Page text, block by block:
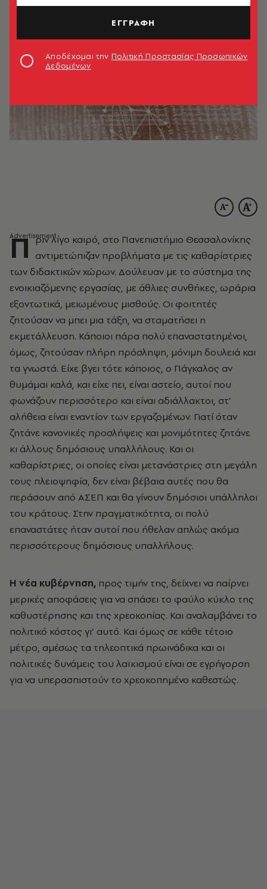
Π ριν λίγο καιρό, στο Πανεπιστήμιο Θεσσαλονίκης
αντιμετώπιζαν προβλήματα με τις καθαρίστριες
των διδακτικών χώρων. Δούλευαν με το σύστημα της
ενοικιαζόμενης εργασίας, με άθλιες συνθήκες, ωράρια
εξοντωτικά, μειωμένους μισθούς. Οι φοιτητές
ζητούσαν να μπει μια τάξη, να σταματήσει η
εκμετάλλευση. Κάποιοι πάρα πολύ επαναστατημένοι,
όμως, ζητούσαν πλήρη πρόσληψη, μόνιμη δουλειά και
τα γνωστά. Είχε βγει τότε κάποιος, ο Πάγκαλος αν
θυμάμαι καλά, και είχε πει, είναι αστείο, αυτοί που
φωνάζουν περισσότερο και είναι αδιάλλακτοι, στ’
αλήθεια είναι εναντίον των εργαζομένων. Γιατί όταν
ζητάνε κανονικές προσλήψεις και μονιμότητες ζητάνε
κι άλλους δημόσιους υπαλλήλους. Και οι
καθαρίστριες, οι οποίες είναι μετανάστριες στη μεγάλη
τους πλειοψηφία, δεν είναι βέβαια αυτές που θα
περάσουν από ΑΣΕΠ και θα γίνουν δημόσιοι υπάλληλοι
του κράτους. Στην πραγματικότητα, οι πολύ
επαναστάτες ήταν αυτοί που ήθελαν απλώς ακόμα
περισσότερους δημόσιους υπαλλήλους.
Η νέα κυβέρνηση, προς τιμήν της, δείχνει να παίρνει
μερικές αποφάσεις για να σπάσει το φαύλο κύκλο της
καθυστέρησης και της χρεοκοπίας. Και αναλαμβάνει το
πολιτικό κόστος γι’ αυτό. Και όμως σε κάθε τέτοιο
μέτρο, αμέσως τα τηλεοπτικά πρωινάδικα και οι
πολιτικές δυνάμεις του λαϊκισμού είναι σε εγρήγορση
για να υπερασπιστούν το χρεοκοπημένο καθεστώς.
ΕΓΓΡΑΦΗ
Αποδέχομαι την Πολιτική Προστασίας Προσωπικών
Δεδομένων